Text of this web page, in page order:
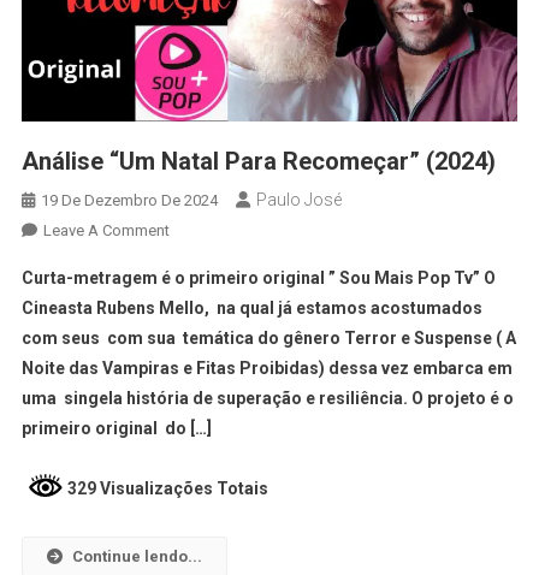
Análise “Um Natal Para Recomeçar” (2024)
19 De Dezembro De 2024 Paulo José
Leave A Comment
Curta-metragem é o primeiro original ” Sou Mais Pop Tv” O
Cineasta Rubens Mello, na qual já estamos acostumados
com seus com sua temática do gênero Terror e Suspense ( A
Noite das Vampiras e Fitas Proibidas) dessa vez embarca em
uma singela história de superação e resiliência. O projeto é o
primeiro original do […]
329 Visualizações Totais
Continue lendo...